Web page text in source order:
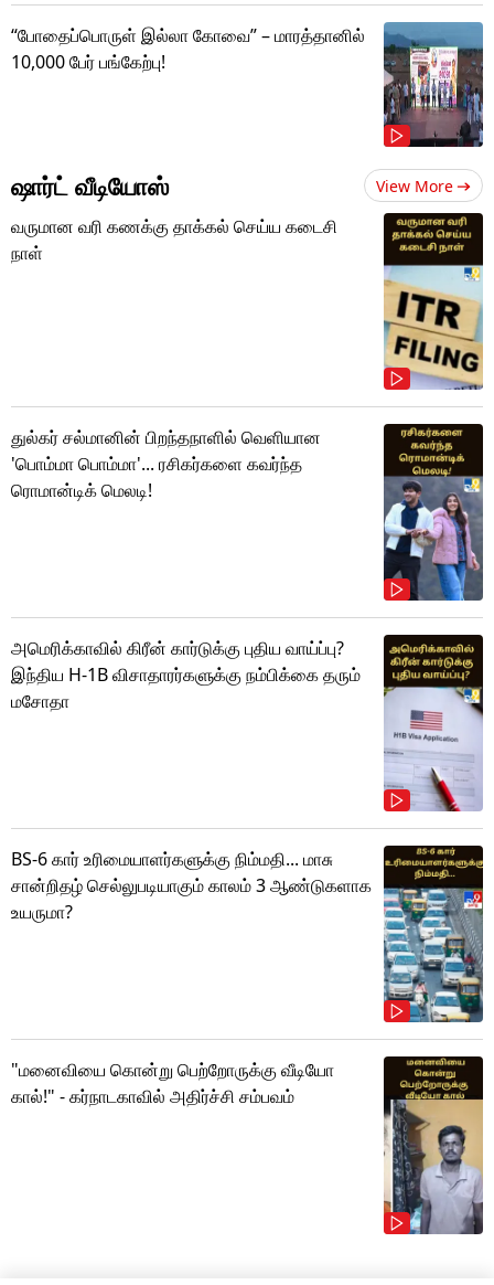
“போதைப்பொருள் இல்லா கோவை” – மாரத்தானில்
10,000 பேர் பங்கேற்பு!
ஷார்ட் வீடியோஸ் View More
வருமான வரி கணக்கு தாக்கல் செய்ய கடைசி
நாள்
துல்கர் சல்மானின் பிறந்தநாளில் வெளியான
'பொம்மா பொம்மா'... ரசிகர்களை கவர்ந்த
ரொமான்டிக் மெலடி!
அமெரிக்காவில் கிரீன் கார்டுக்கு புதிய வாய்ப்பு?
இந்திய H-1B விசாதாரர்களுக்கு நம்பிக்கை தரும்
மசோதா
BS-6 கார் உரிமையாளர்களுக்கு நிம்மதி... மாசு
சான்றிதழ் செல்லுபடியாகும் காலம் 3 ஆண்டுகளாக
உயருமா?
"மனைவியை கொன்று பெற்றோருக்கு வீடியோ
கால்!" - கர்நாடகாவில் அதிர்ச்சி சம்பவம்